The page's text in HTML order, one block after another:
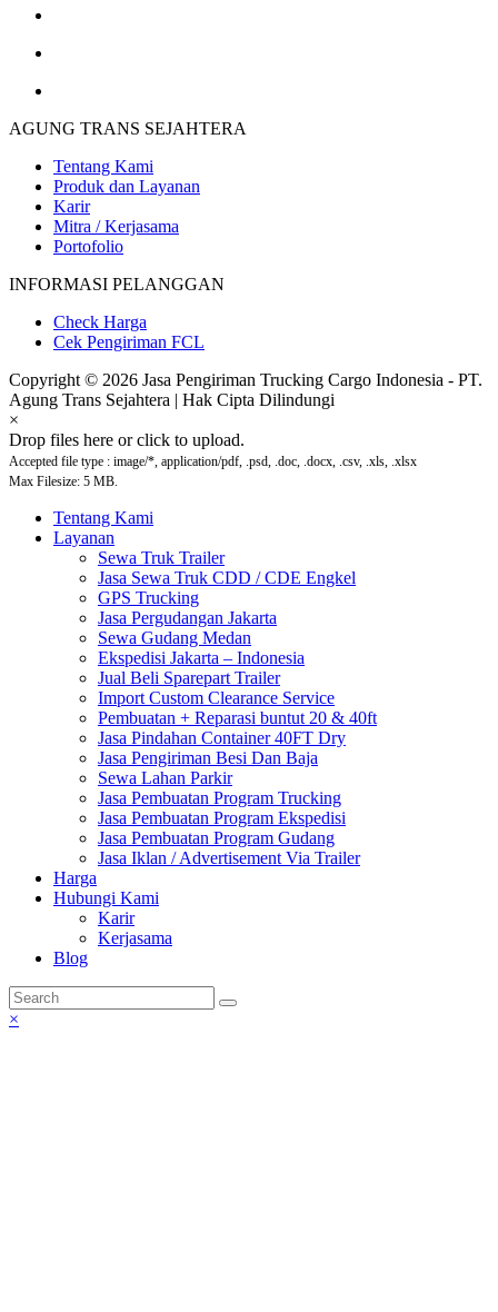
AGUNG TRANS SEJAHTERA
Tentang Kami
Produk dan Layanan
Karir
Mitra / Kerjasama
Portofolio
INFORMASI PELANGGAN
Check Harga
Cek Pengiriman FCL
Copyright © 2026 Jasa Pengiriman Trucking Cargo Indonesia - PT.
Agung Trans Sejahtera | Hak Cipta Dilindungi
×
Drop files here or click to upload.
Accepted file type : image/*, application/pdf, .psd, .doc, .docx, .csv, .xls, .xlsx
Max Filesize: 5 MB.
Tentang Kami
Layanan
Sewa Truk Trailer
Jasa Sewa Truk CDD / CDE Engkel
GPS Trucking
Jasa Pergudangan Jakarta
Sewa Gudang Medan
Ekspedisi Jakarta – Indonesia
Jual Beli Sparepart Trailer
Import Custom Clearance Service
Pembuatan + Reparasi buntut 20 & 40ft
Jasa Pindahan Container 40FT Dry
Jasa Pengiriman Besi Dan Baja
Sewa Lahan Parkir
Jasa Pembuatan Program Trucking
Jasa Pembuatan Program Ekspedisi
Jasa Pembuatan Program Gudang
Jasa Iklan / Advertisement Via Trailer
Harga
Hubungi Kami
Karir
Kerjasama
Blog
×